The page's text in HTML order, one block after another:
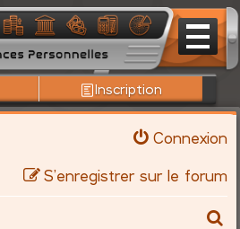
Inscription
Connexion
S’enregistrer sur le forum